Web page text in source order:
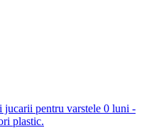
jucarii pentru varstele 0 luni -
plastic.